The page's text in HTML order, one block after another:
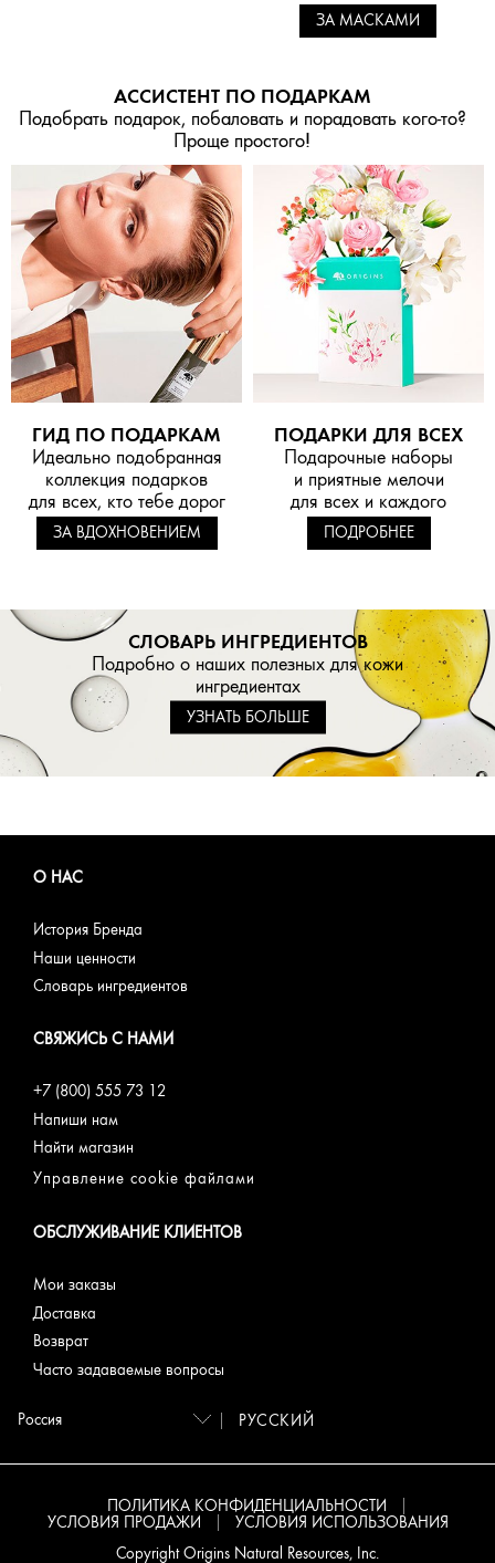
ЗА МАСКАМИ
АССИСТЕНТ ПО ПОДАРКАМ
Подобрать подарок, побаловать и порадовать кого-то?
Проще простого!
ГИД ПО ПОДАРКАМ
Идеально подобранная
коллекция подарков
для всех, кто тебе дорог
ЗА ВДОХНОВЕНИЕМ
ПОДАРКИ ДЛЯ ВСЕХ
Подарочные наборы
и приятные мелочи
для всех и каждого
ПОДРОБНЕЕ
СЛОВАРЬ ИНГРЕДИЕНТОВ
Подробно о наших полезных для кожи
ингредиентах
УЗНАТЬ БОЛЬШЕ
О НАС
История Бренда
Наши ценности
Словарь ингредиентов
СВЯЖИСЬ С НАМИ
+7 (800) 555 73 12
Напиши нам
Найти магазин
Управление cookie файлами
ОБСЛУЖИВАНИЕ КЛИЕНТОВ
Мои заказы
Доставка
Возврат
Часто задаваемые вопросы
РУССКИЙ
ПОЛИТИКА КОНФИДЕНЦИАЛЬНОСТИ
УСЛОВИЯ ПРОДАЖИ
УСЛОВИЯ ИСПОЛЬЗОВАНИЯ
Copyright Origins Natural Resources, Inc.